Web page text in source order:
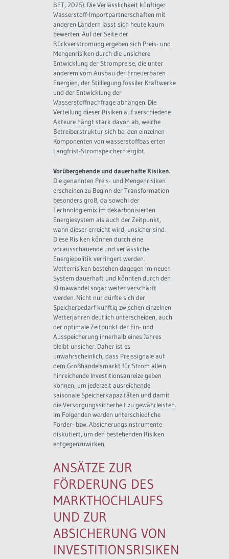
BET, 2025). Die Verlässlichkeit künftiger
Wasserstoff-Importpartnerschaften mit
anderen Ländern lässt sich heute kaum
bewerten. Auf der Seite der
Rückverstromung ergeben sich Preis- und
Mengenrisiken durch die unsichere
Entwicklung der Strompreise, die unter
anderem vom Ausbau der Erneuerbaren
Energien, der Stilllegung fossiler Kraftwerke
und der Entwicklung der
Wasserstoffnachfrage abhängen. Die
Verteilung dieser Risiken auf verschiedene
Akteure hängt stark davon ab, welche
Betreiberstruktur sich bei den einzelnen
Komponenten von wasserstoffbasierten
Langfrist-Stromspeichern ergibt.
Vorübergehende und dauerhafte Risiken.
Die genannten Preis- und Mengenrisiken
erscheinen zu Beginn der Transformation
besonders groß, da sowohl der
Technologiemix im dekarbonisierten
Energiesystem als auch der Zeitpunkt,
wann dieser erreicht wird, unsicher sind.
Diese Risiken können durch eine
vorausschauende und verlässliche
Energiepolitik verringert werden.
Wetterrisiken bestehen dagegen im neuen
System dauerhaft und könnten durch den
Klimawandel sogar weiter verschärft
werden. Nicht nur dürfte sich der
Speicherbedarf künftig zwischen einzelnen
Wetterjahren deutlich unterscheiden, auch
der optimale Zeitpunkt der Ein- und
Ausspeicherung innerhalb eines Jahres
bleibt unsicher. Daher ist es
unwahrscheinlich, dass Preissignale auf
dem Großhandelsmarkt für Strom allein
hinreichende Investitionsanreize geben
können, um jederzeit ausreichende
saisonale Speicherkapazitäten und damit
die Versorgungssicherheit zu gewährleisten.
Im Folgenden werden unterschiedliche
Förder- bzw. Absicherungsinstrumente
diskutiert, um den bestehenden Risiken
entgegenzuwirken.
ANSÄTZE ZUR
FÖRDERUNG DES
MARKTHOCHLAUFS
UND ZUR
ABSICHERUNG VON
INVESTITIONSRISIKEN